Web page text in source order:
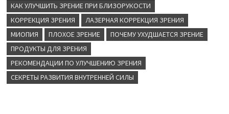
КАК УЛУЧШИТЬ ЗРЕНИЕ ПРИ БЛИЗОРУКОСТИ
КОРРЕКЦИЯ ЗРЕНИЯ
ЛАЗЕРНАЯ КОРРЕКЦИЯ ЗРЕНИЯ
МИОПИЯ
ПЛОХОЕ ЗРЕНИЕ
ПОЧЕМУ УХУДШАЕТСЯ ЗРЕНИЕ
ПРОДУКТЫ ДЛЯ ЗРЕНИЯ
РЕКОМЕНДАЦИИ ПО УЛУЧШЕНИЮ ЗРЕНИЯ
СЕКРЕТЫ РАЗВИТИЯ ВНУТРЕННЕЙ СИЛЫ